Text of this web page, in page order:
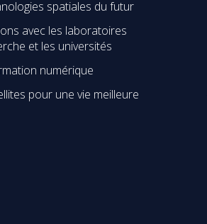
spatiales du futur
avec les laboratoires
et les universités
numérique
pour une vie meilleure